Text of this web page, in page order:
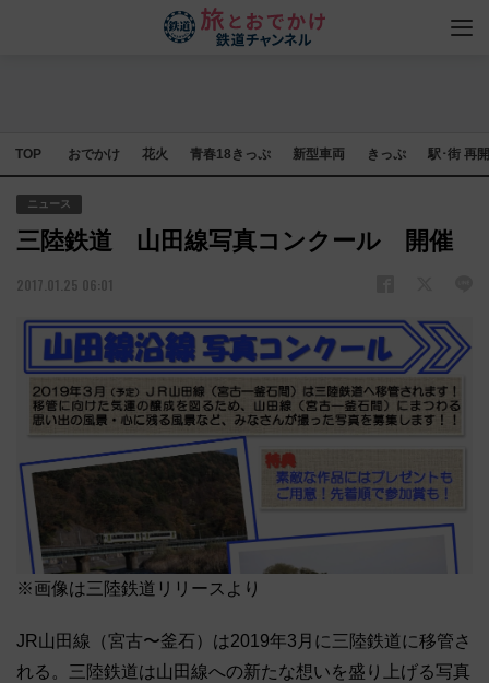
TOP おでかけ 花火 青春18きっぷ 新型車両 きっぷ 駅･街 再
ニュース
三陸鉄道 山田線写真コンクール 開催
2017.01.25 06:01
※画像は三陸鉄道リリースより
JR山田線（宮古〜釜石）は2019年3月に三陸鉄道に移管さ
れる。三陸鉄道は山田線への新たな想いを盛り上げる写真